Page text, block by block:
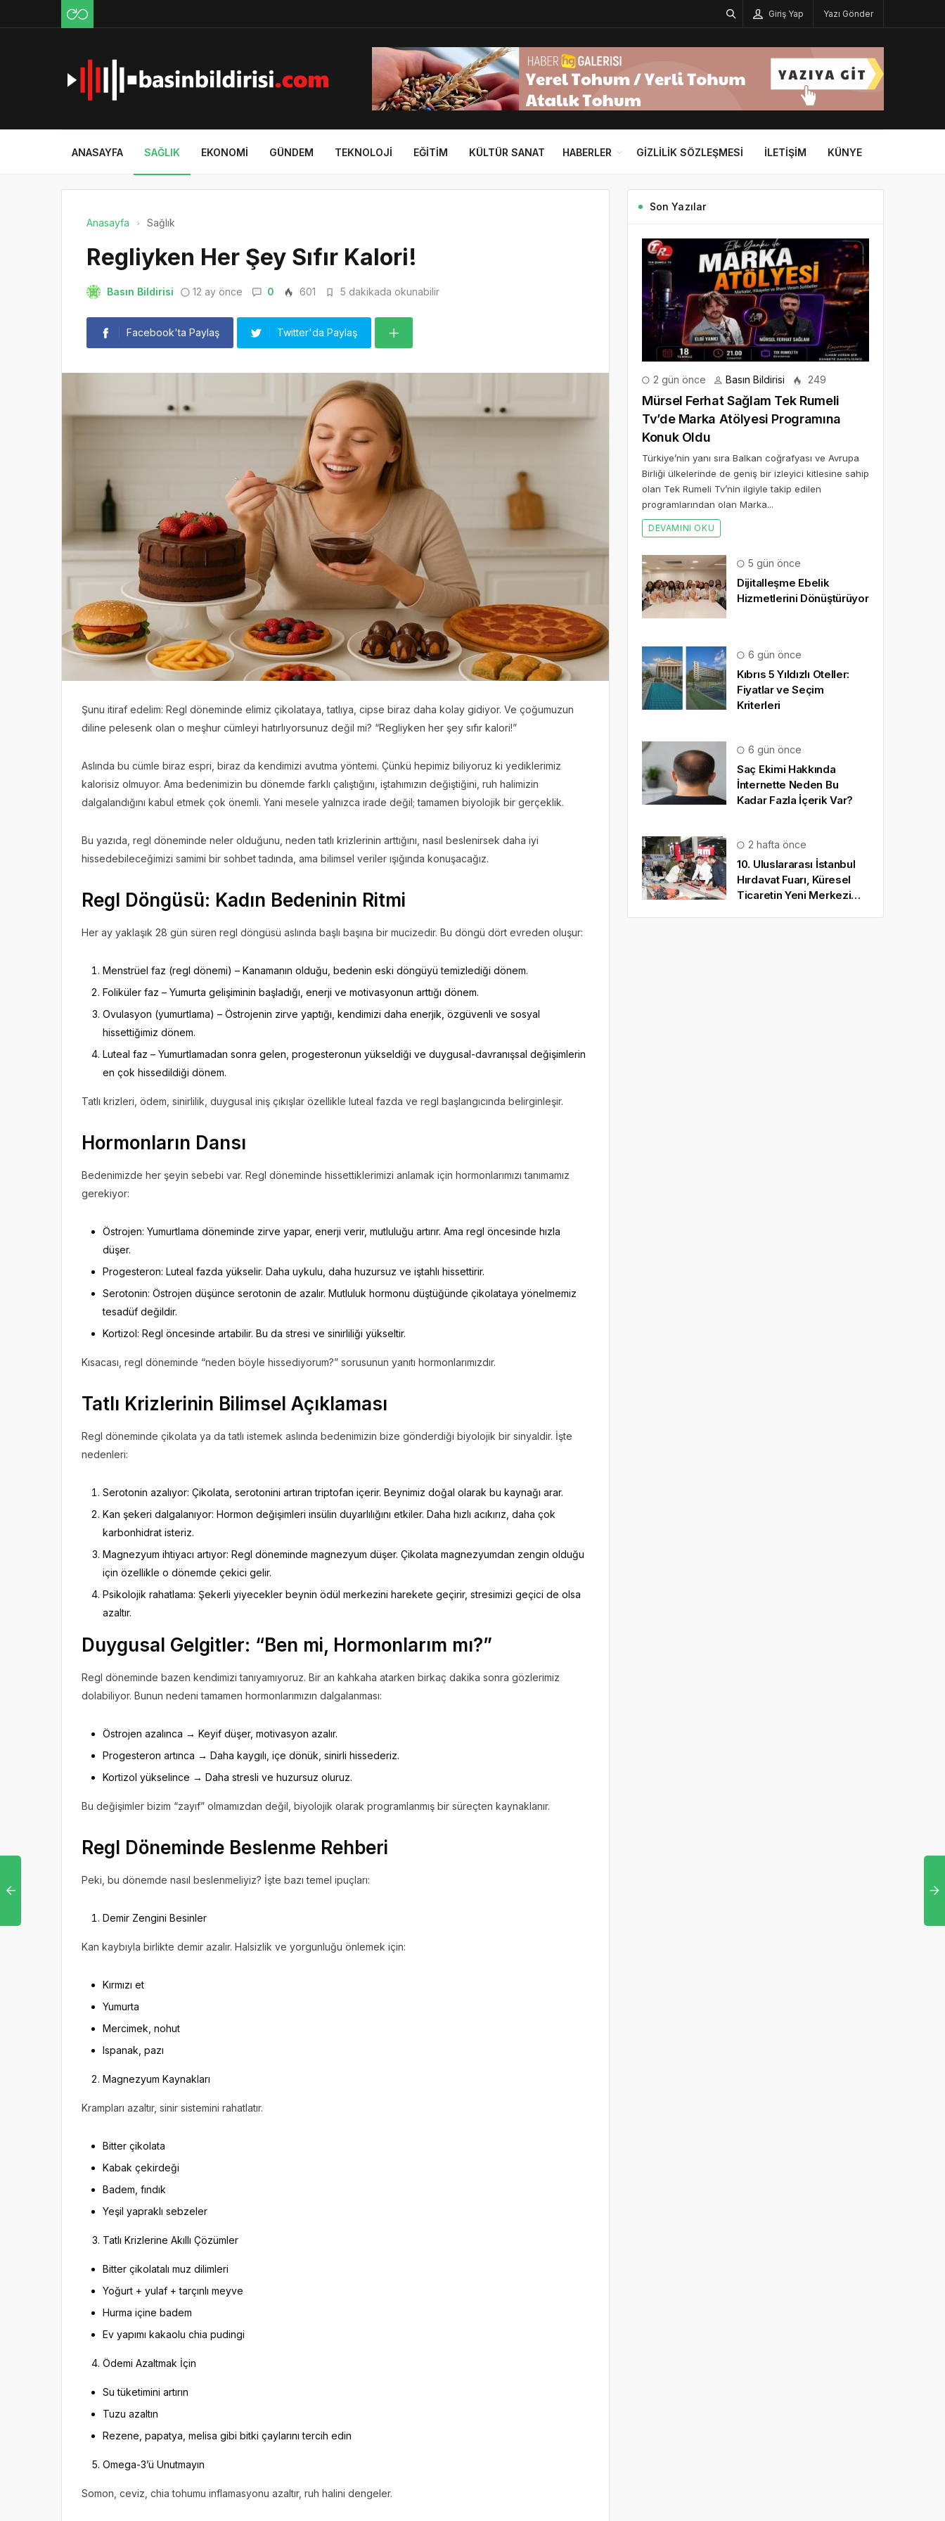
Giriş Yap Yazı Gönder
ANASAYFA SAĞLIK EKONOMI GÜNDEM TEKNOLOJI EĞITIM KÜLTÜR SANAT HABERLER GIZLILIK SÖZLEŞMESI İLETIŞIM KÜNYE
Anasayfa Sağlık
Regliyken Her Şey Sıfır Kalori!
Basın Bildirisi 12 ay önce 0 601 5 dakikada okunabilir
Facebook'ta Paylaş Twitter'da Paylaş
Şunu itiraf edelim: Regl döneminde elimiz çikolataya, tatlıya, cipse biraz daha kolay gidiyor. Ve çoğumuzun
diline pelesenk olan o meşhur cümleyi hatırlıyorsunuz değil mi? “Regliyken her şey sıfır kalori!”
Aslında bu cümle biraz espri, biraz da kendimizi avutma yöntemi. Çünkü hepimiz biliyoruz ki yediklerimiz
kalorisiz olmuyor. Ama bedenimizin bu dönemde farklı çalıştığını, iştahımızın değiştiğini, ruh halimizin
dalgalandığını kabul etmek çok önemli. Yani mesele yalnızca irade değil; tamamen biyolojik bir gerçeklik.
Bu yazıda, regl döneminde neler olduğunu, neden tatlı krizlerinin arttığını, nasıl beslenirsek daha iyi
hissedebileceğimizi samimi bir sohbet tadında, ama bilimsel veriler ışığında konuşacağız.
Regl Döngüsü: Kadın Bedeninin Ritmi
Her ay yaklaşık 28 gün süren regl döngüsü aslında başlı başına bir mucizedir. Bu döngü dört evreden oluşur:
Menstrüel faz (regl dönemi) – Kanamanın olduğu, bedenin eski döngüyü temizlediği dönem.
Foliküler faz – Yumurta gelişiminin başladığı, enerji ve motivasyonun arttığı dönem.
Ovulasyon (yumurtlama) – Östrojenin zirve yaptığı, kendimizi daha enerjik, özgüvenli ve sosyal
hissettiğimiz dönem.
Luteal faz – Yumurtlamadan sonra gelen, progesteronun yükseldiği ve duygusal-davranışsal değişimlerin
en çok hissedildiği dönem.
Tatlı krizleri, ödem, sinirlilik, duygusal iniş çıkışlar özellikle luteal fazda ve regl başlangıcında belirginleşir.
Hormonların Dansı
Bedenimizde her şeyin sebebi var. Regl döneminde hissettiklerimizi anlamak için hormonlarımızı tanımamız
gerekiyor:
Östrojen: Yumurtlama döneminde zirve yapar, enerji verir, mutluluğu artırır. Ama regl öncesinde hızla
düşer.
Progesteron: Luteal fazda yükselir. Daha uykulu, daha huzursuz ve iştahlı hissettirir.
Serotonin: Östrojen düşünce serotonin de azalır. Mutluluk hormonu düştüğünde çikolataya yönelmemiz
tesadüf değildir.
Kortizol: Regl öncesinde artabilir. Bu da stresi ve sinirliliği yükseltir.
Kısacası, regl döneminde “neden böyle hissediyorum?” sorusunun yanıtı hormonlarımızdır.
Tatlı Krizlerinin Bilimsel Açıklaması
Regl döneminde çikolata ya da tatlı istemek aslında bedenimizin bize gönderdiği biyolojik bir sinyaldir. İşte
nedenleri:
Serotonin azalıyor: Çikolata, serotonini artıran triptofan içerir. Beynimiz doğal olarak bu kaynağı arar.
Kan şekeri dalgalanıyor: Hormon değişimleri insülin duyarlılığını etkiler. Daha hızlı acıkırız, daha çok
karbonhidrat isteriz.
Magnezyum ihtiyacı artıyor: Regl döneminde magnezyum düşer. Çikolata magnezyumdan zengin olduğu
için özellikle o dönemde çekici gelir.
Psikolojik rahatlama: Şekerli yiyecekler beynin ödül merkezini harekete geçirir, stresimizi geçici de olsa
azaltır.
Duygusal Gelgitler: “Ben mi, Hormonlarım mı?”
Regl döneminde bazen kendimizi tanıyamıyoruz. Bir an kahkaha atarken birkaç dakika sonra gözlerimiz
dolabiliyor. Bunun nedeni tamamen hormonlarımızın dalgalanması:
Östrojen azalınca → Keyif düşer, motivasyon azalır.
Progesteron artınca → Daha kaygılı, içe dönük, sinirli hissederiz.
Kortizol yükselince → Daha stresli ve huzursuz oluruz.
Bu değişimler bizim “zayıf” olmamızdan değil, biyolojik olarak programlanmış bir süreçten kaynaklanır.
Regl Döneminde Beslenme Rehberi
Peki, bu dönemde nasıl beslenmeliyiz? İşte bazı temel ipuçları:
Demir Zengini Besinler
Kan kaybıyla birlikte demir azalır. Halsizlik ve yorgunluğu önlemek için:
Kırmızı et
Yumurta
Mercimek, nohut
Ispanak, pazı
Magnezyum Kaynakları
Krampları azaltır, sinir sistemini rahatlatır.
Bitter çikolata
Kabak çekirdeği
Badem, fındık
Yeşil yapraklı sebzeler
Tatlı Krizlerine Akıllı Çözümler
Bitter çikolatalı muz dilimleri
Yoğurt + yulaf + tarçınlı meyve
Hurma içine badem
Ev yapımı kakaolu chia pudingi
Ödemi Azaltmak İçin
Su tüketimini artırın
Tuzu azaltın
Rezene, papatya, melisa gibi bitki çaylarını tercih edin
Omega-3’ü Unutmayın
Somon, ceviz, chia tohumu inflamasyonu azaltır, ruh halini dengeler.
Son Yazılar
2 gün önce Basın Bildirisi 249
Mürsel Ferhat Sağlam Tek Rumeli
Tv’de Marka Atölyesi Programına
Konuk Oldu
Türkiye’nin yanı sıra Balkan coğrafyası ve Avrupa
Birliği ülkelerinde de geniş bir izleyici kitlesine sahip
olan Tek Rumeli Tv’nin ilgiyle takip edilen
programlarından olan Marka...
DEVAMINI OKU
5 gün önce
Dijitalleşme Ebelik
Hizmetlerini Dönüştürüyor
6 gün önce
Kıbrıs 5 Yıldızlı Oteller:
Fiyatlar ve Seçim
Kriterleri
6 gün önce
Saç Ekimi Hakkında
İnternette Neden Bu
Kadar Fazla İçerik Var?
2 hafta önce
10. Uluslararası İstanbul
Hırdavat Fuarı, Küresel
Ticaretin Yeni Merkezi